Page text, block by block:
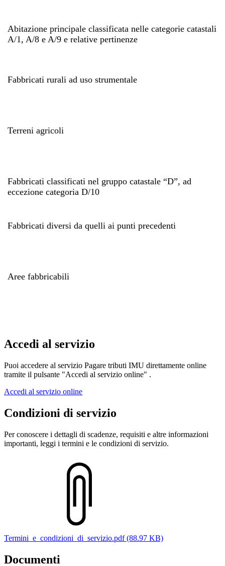
Abitazione principale classificata nelle categorie catastali
A/1, A/8 e A/9 e relative pertinenze
Fabbricati rurali ad uso strumentale
Terreni agricoli
Fabbricati classificati nel gruppo catastale “D”, ad
eccezione categoria D/10
Fabbricati diversi da quelli ai punti precedenti
Aree fabbricabili
Accedi al servizio
Puoi accedere al servizio Pagare tributi IMU direttamente online
tramite il pulsante "Accedi al servizio online" .
Accedi al servizio online
Condizioni di servizio
Per conoscere i dettagli di scadenze, requisiti e altre informazioni
importanti, leggi i termini e le condizioni di servizio.
Termini_e_condizioni_di_servizio.pdf (88.97 KB)
Documenti